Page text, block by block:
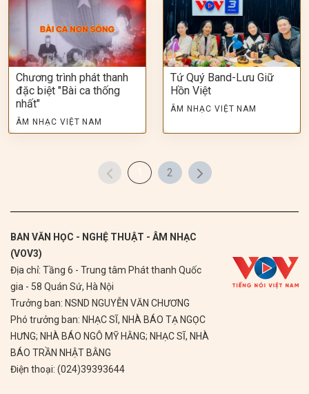
Chương trình phát thanh
đặc biệt "Bài ca thống
nhất"
ÂM NHẠC VIỆT NAM
Tứ Quý Band-Lưu Giữ
Hồn Việt
ÂM NHẠC VIỆT NAM
1 2
BAN VĂN HỌC - NGHỆ THUẬT - ÂM NHẠC
(VOV3)
Địa chỉ: Tầng 6 - Trung tâm Phát thanh Quốc
gia - 58 Quán Sứ, Hà Nội
Trưởng ban: NSND NGUYỄN VĂN CHƯƠNG
Phó trưởng ban: NHẠC SĨ, NHÀ BÁO TẠ NGỌC
HƯNG; NHÀ BÁO NGÔ MỸ HẰNG; NHẠC SĨ, NHÀ
BÁO TRẦN NHẬT BẰNG
Điện thoại: (024)39393644